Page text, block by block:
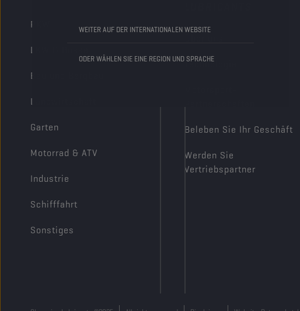
WEITER AUF DER INTERNATIONALEN WEBSITE
ODER WÄHLEN SIE EINE REGION UND SPRACHE
PKW
LKW & Busse
Bau und Bergbau
Landwirtschaft
Garten
Motorrad & ATV
Industrie
Schifffahrt
Sonstiges
Technologie
Beleben Sie Ihr Geschäft
Werden Sie
Vertriebspartner